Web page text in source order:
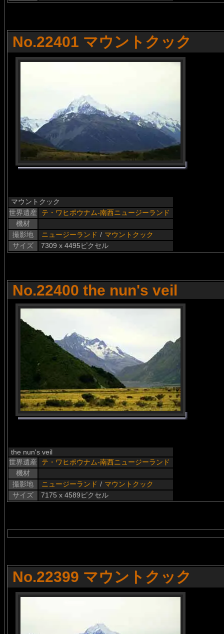
No.22401 マウントクック
マウントクック
世界遺産
テ・ワヒポウナム-南西ニュージーランド
機材
撮影地
ニュージーランド / マウントクック
サイズ
7309 x 4495ピクセル
No.22400 the nun's veil
the nun's veil
世界遺産
テ・ワヒポウナム-南西ニュージーランド
機材
撮影地
ニュージーランド / マウントクック
サイズ
7175 x 4589ピクセル
No.22399 マウントクック